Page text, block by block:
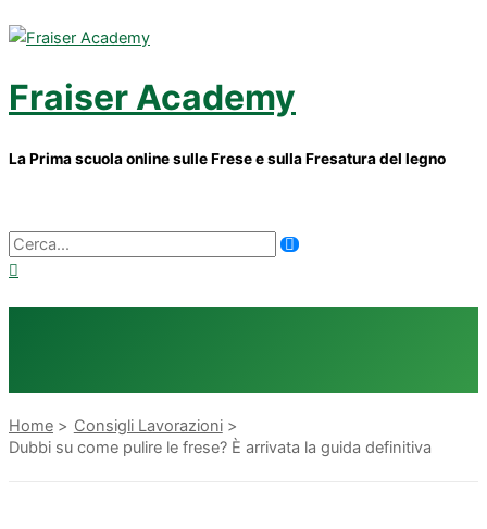
Vai
al
Fraiser Academy
La Prima scuola online sulle Frese e sulla Fresatura del legno
principale
Ricerca
per:
Home
Consigli Lavorazioni
Dubbi su come pulire le frese? È arrivata la guida definitiva